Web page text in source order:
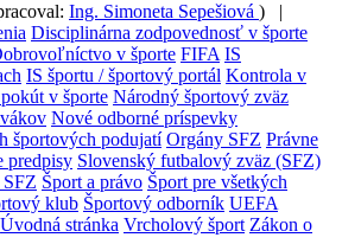
Ing. Simoneta Sepešiová ) |
Disciplinárna zodpovednosť v športe
v športe FIFA IS
IS športu / športový portál Kontrola v
v športe Národný športový zväz
Nové odborné príspevky
športových podujatí Orgány SFZ Právne
predpisy Slovenský futbalový zväz (SFZ)
SFZ Šport a právo Šport pre všetkých
klub Športový odborník UEFA
Úvodná stránka Vrcholový šport Zákon o